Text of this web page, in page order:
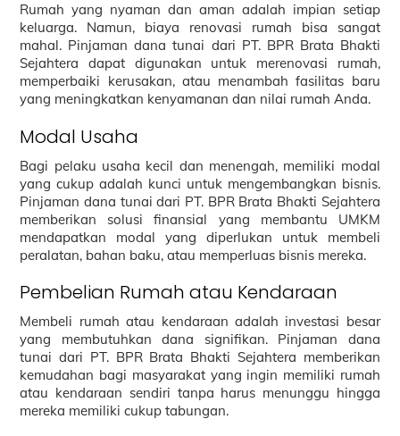
Rumah yang nyaman dan aman adalah impian setiap
keluarga. Namun, biaya renovasi rumah bisa sangat
mahal. Pinjaman dana tunai dari PT. BPR Brata Bhakti
Sejahtera dapat digunakan untuk merenovasi rumah,
memperbaiki kerusakan, atau menambah fasilitas baru
yang meningkatkan kenyamanan dan nilai rumah Anda.
Modal Usaha
Bagi pelaku usaha kecil dan menengah, memiliki modal
yang cukup adalah kunci untuk mengembangkan bisnis.
Pinjaman dana tunai dari PT. BPR Brata Bhakti Sejahtera
memberikan solusi finansial yang membantu UMKM
mendapatkan modal yang diperlukan untuk membeli
peralatan, bahan baku, atau memperluas bisnis mereka.
Pembelian Rumah atau Kendaraan
Membeli rumah atau kendaraan adalah investasi besar
yang membutuhkan dana signifikan. Pinjaman dana
tunai dari PT. BPR Brata Bhakti Sejahtera memberikan
kemudahan bagi masyarakat yang ingin memiliki rumah
atau kendaraan sendiri tanpa harus menunggu hingga
mereka memiliki cukup tabungan.